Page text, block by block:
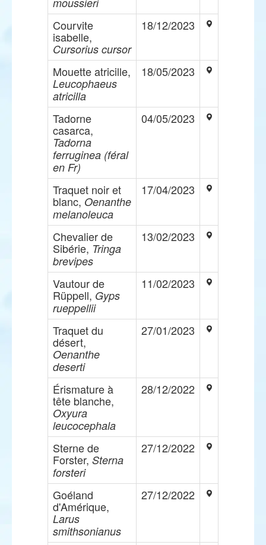
Courvite
isabelle,
Cursorius cursor
18/12/2023
Mouette atricille,
Leucophaeus
atricilla
18/05/2023
Tadorne
casarca,
Tadorna
ferruginea (féral
en Fr)
04/05/2023
Traquet noir et
blanc, Oenanthe
melanoleuca
17/04/2023
Chevalier de
Sibérie, Tringa
brevipes
13/02/2023
Vautour de
Rüppell, Gyps
rueppellii
11/02/2023
Traquet du
désert,
Oenanthe
deserti
27/01/2023
Érismature à
tête blanche,
Oxyura
leucocephala
28/12/2022
Sterne de
Forster, Sterna
forsteri
27/12/2022
Goéland
d'Amérique,
Larus
smithsonianus
27/12/2022